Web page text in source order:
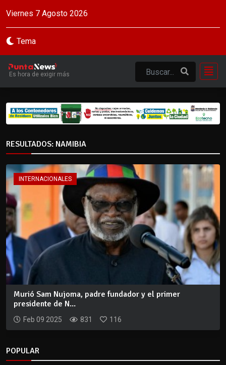
Viernes 7 Agosto 2026
Tema
Es hora de exigir más
RESULTADOS: NAMIBIA
INTERNACIONALES
Murió Sam Nujoma, padre fundador y el primer
presidente de N...
Feb 09 2025 831 116
POPULAR